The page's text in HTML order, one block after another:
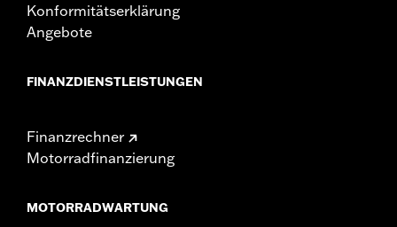
Konformitätserklärung
Angebote
FINANZDIENSTLEISTUNGEN
Finanzrechner
Motorradfinanzierung
MOTORRADWARTUNG